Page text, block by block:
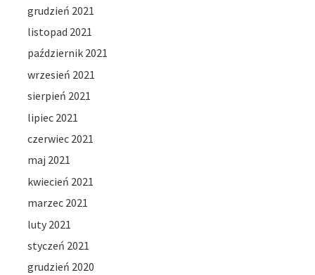
grudzień 2021
listopad 2021
październik 2021
wrzesień 2021
sierpień 2021
lipiec 2021
czerwiec 2021
maj 2021
kwiecień 2021
marzec 2021
luty 2021
styczeń 2021
grudzień 2020